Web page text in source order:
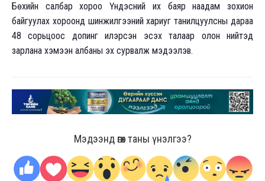
Бөхийн салбар хороо Үндэсний их баяр наадам зохион
байгуулах хороонд шинжилгээний хариуг танилцуулсны дараа
48 сорьцоос допинг илэрсэн эсэх талаар олон нийтэд
зарлана хэмээн албаны эх сурвалж мэдээлэв.
Мэдээнд өгөх таны үнэлгээ?